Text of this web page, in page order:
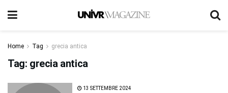
Home Tag grecia antica
Tag: grecia antica
13 SETTEMBRE 2024